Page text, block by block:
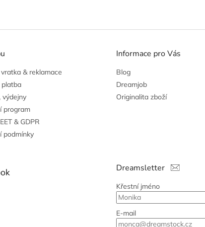
& reklamace
platba
výdejny
program
& GDPR
podmínky
Informace pro Vás
Blog
Dreamjob
Originalita zboží
Dreamsletter
Křestní jméno
E-mail